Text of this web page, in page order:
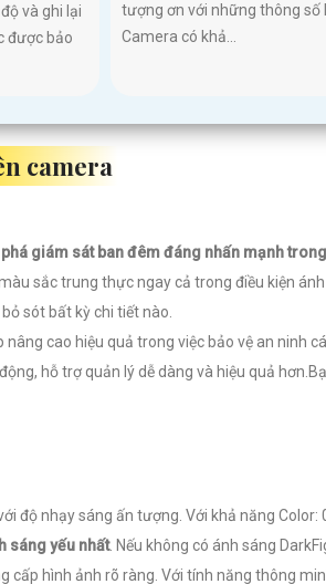
và ghi lại
được bảo
tượng ơn với những thông số
Camera có khả...
camera
giám sát ban đêm đáng nhấn mạnh
sắc trung thực ngay cả trong điều kiện
sót bất kỳ chi tiết nào.
cao hiệu quả trong việc bảo vệ an ninh
hỗ trợ quản lý dễ dàng và hiệu quả
nhạy sáng ấn tượng. Với khả năng Color:
sáng yếu nhất. Nếu không có ánh sáng
cấp hình ảnh rõ ràng. Với tính năng thông